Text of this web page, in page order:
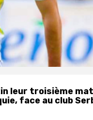
leur troisième
face au club